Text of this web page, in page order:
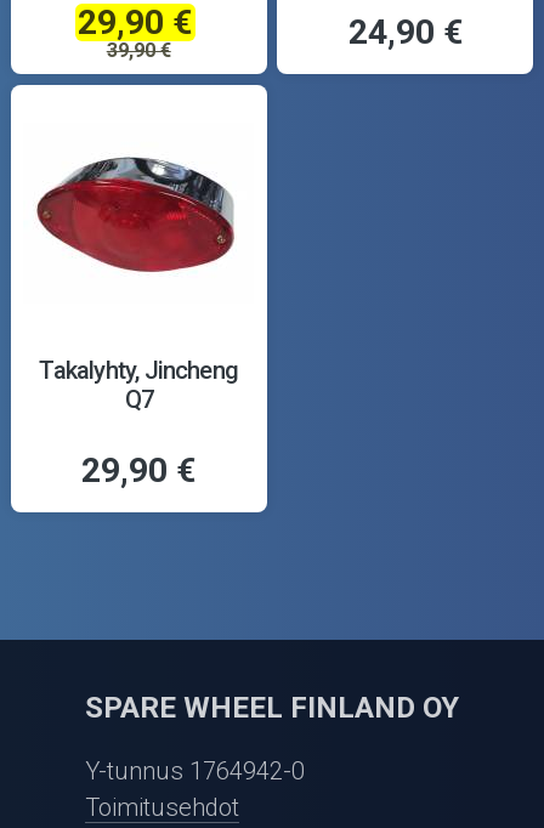
29,90 €
39,90 € 24,90 €
Takalyhty, Jincheng
Q7
29,90 €
SPARE WHEEL FINLAND OY
Y-tunnus 1764942-0
Toimitusehdot